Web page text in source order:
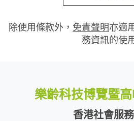
除使用條款外， 免責聲明亦適
務資訊的使
樂齡科技博覽暨
香港社會服